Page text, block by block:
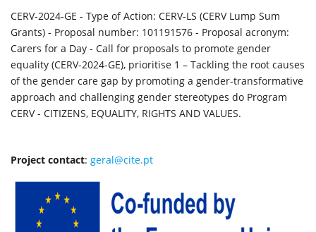
CERV-2024-GE - Type of Action: CERV-LS (CERV Lump Sum
Grants) - Proposal number: 101191576 - Proposal acronym:
Carers for a Day - Call for proposals to promote gender
equality (CERV-2024-GE), prioritise 1 – Tackling the root causes
of the gender care gap by promoting a gender-transformative
approach and challenging gender stereotypes do Program
CERV - CITIZENS, EQUALITY, RIGHTS AND VALUES.
Project contact: geral@cite.pt